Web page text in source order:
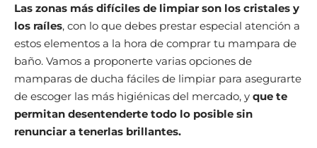
Las zonas más difíciles de limpiar son los cristales y
los raíles, con lo que debes prestar especial atención a
estos elementos a la hora de comprar tu mampara de
baño. Vamos a proponerte varias opciones de
mamparas de ducha fáciles de limpiar para asegurarte
de escoger las más higiénicas del mercado, y que te
permitan desentenderte todo lo posible sin
renunciar a tenerlas brillantes.